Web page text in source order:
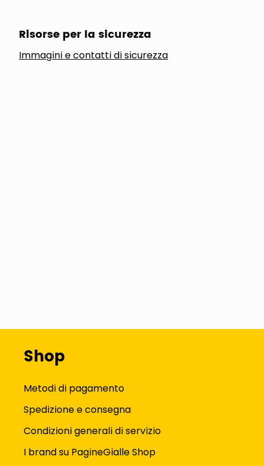
Risorse per la sicurezza
Immagini e contatti di sicurezza
Shop
Metodi di pagamento
Spedizione e consegna
Condizioni generali di servizio
I brand su PagineGialle Shop